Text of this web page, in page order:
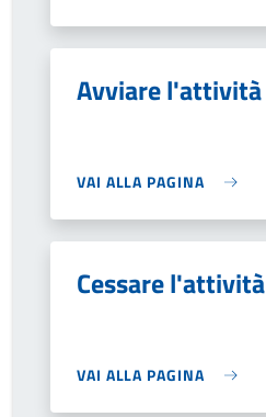
Avviare l'attività
VAI ALLA PAGINA
Cessare l'attività
VAI ALLA PAGINA